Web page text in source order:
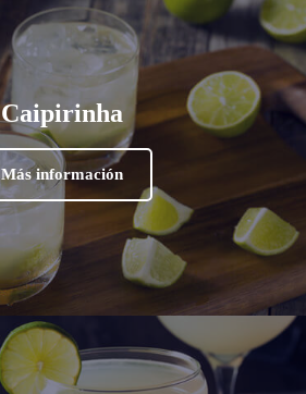
Caipirinha
Más información